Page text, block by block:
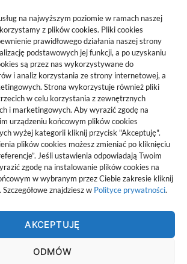
na najwyższym poziomie w ramach naszej
z plików cookies. Pliki cookies
prawidłowego działania naszej strony
podstawowych jej funkcji, a po uzyskaniu
są przez nas wykorzystywane do
i analiz korzystania ze strony internetowej, a
Strona wykorzystuje również pliki
w celu korzystania z zewnętrznych
i marketingowych. Aby wyrazić zgodę na
urządzeniu końcowym plików cookies
wyżej kategorii kliknij przycisk "Akceptuję".
plików cookies możesz zmieniać po kliknięciu
Jeśli ustawienia odpowiadają Twoim
zgodę na instalowanie plików cookies na
w wybranym przez Ciebie zakresie kliknij
znajdziesz w Polityce prywatności.
AKCEPTUJĘ
ODMÓW
kupować wyłącznie
Noot